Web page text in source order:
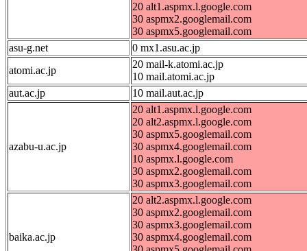
20 alt1.aspmx.l.google.com
30 aspmx2.googlemail.com
30 aspmx5.googlemail.com
asu-g.net
0 mx1.asu.ac.jp
atomi.ac.jp
20 mail-k.atomi.ac.jp
10 mail.atomi.ac.jp
aut.ac.jp
10 mail.aut.ac.jp
azabu-u.ac.jp
20 alt1.aspmx.l.google.com
20 alt2.aspmx.l.google.com
30 aspmx5.googlemail.com
30 aspmx4.googlemail.com
10 aspmx.l.google.com
30 aspmx2.googlemail.com
30 aspmx3.googlemail.com
baika.ac.jp
20 alt2.aspmx.l.google.com
30 aspmx2.googlemail.com
30 aspmx3.googlemail.com
30 aspmx4.googlemail.com